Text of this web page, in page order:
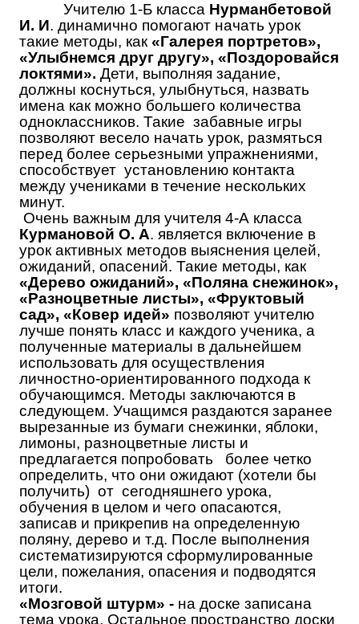
Учителю 1-Б класса Нурманбетовой
И. И. динамично помогают начать урок
такие методы, как «Галерея портретов»,
«Улыбнемся друг другу», «Поздоровайся
локтями». Дети, выполняя задание,
должны коснуться, улыбнуться, назвать
имена как можно большего количества
одноклассников. Такие забавные игры
позволяют весело начать урок, размяться
перед более серьезными упражнениями,
способствует установлению контакта
между учениками в течение нескольких
минут.
Очень важным для учителя 4-А класса
Курмановой О. А. является включение в
урок активных методов выяснения целей,
ожиданий, опасений. Такие методы, как
«Дерево ожиданий», «Поляна снежинок»,
«Разноцветные листы», «Фруктовый
сад», «Ковер идей» позволяют учителю
лучше понять класс и каждого ученика, а
полученные материалы в дальнейшем
использовать для осуществления
личностно-ориентированного подхода к
обучающимся. Методы заключаются в
следующем. Учащимся раздаются заранее
вырезанные из бумаги снежинки, яблоки,
лимоны, разноцветные листы и
предлагается попробовать более четко
определить, что они ожидают (хотели бы
получить) от сегодняшнего урока,
обучения в целом и чего опасаются,
записав и прикрепив на определенную
поляну, дерево и т.д. После выполнения
систематизируются сформулированные
цели, пожелания, опасения и подводятся
итоги.
«Мозговой штурм» - на доске записана
тема урока. Остальное пространство доски